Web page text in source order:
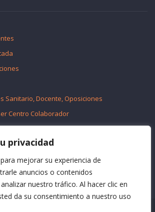
privacidad
mejorar su experiencia de
anuncios o contenidos
nuestro tráfico. Al hacer clic en
da su consentimiento a nuestro uso
Sanitario, Docente, Oposiciones
Centro Colaborador
Público